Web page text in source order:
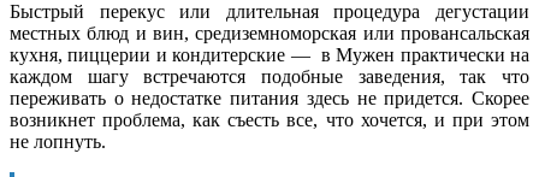
Быстрый перекус или длительная процедура дегустации
местных блюд и вин, средиземноморская или провансальская
кухня, пиццерии и кондитерские — в Мужен практически на
каждом шагу встречаются подобные заведения, так что
переживать о недостатке питания здесь не придется. Скорее
возникнет проблема, как съесть все, что хочется, и при этом
не лопнуть.